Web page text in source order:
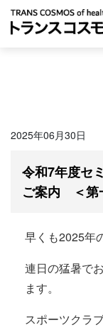
Skip
2025年06月30日
令和7年度セ
ご案内 ＜第
早くも2025年
連日の猛暑で
ます。
スポーツクラ